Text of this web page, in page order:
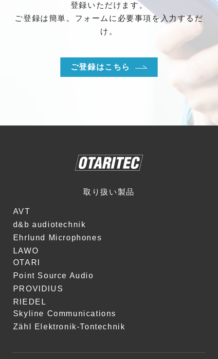
登録いただけます。
ご登録は簡単。フォームに必要事項を入力するだ
け。
ご登録はこちら
取り扱い製品
AVT
d&b audiotechnik
Ehrlund Microphones
LAWO
OTARI
Point Source Audio
PROVIDIUS
RIEDEL
Skyline Communications
Zähl Elektronik-Tontechnik